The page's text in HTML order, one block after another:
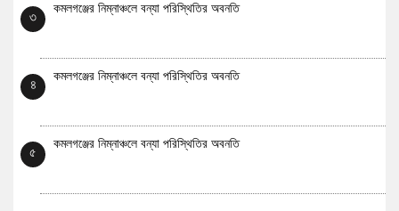
৩
কমলগঞ্জের নিম্নাঞ্চলে বন্যা পরিস্থিতির অবনতি
৪
কমলগঞ্জের নিম্নাঞ্চলে বন্যা পরিস্থিতির অবনতি
৫
কমলগঞ্জের নিম্নাঞ্চলে বন্যা পরিস্থিতির অবনতি